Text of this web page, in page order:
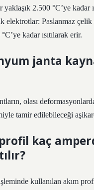
2.500 °C’ye kadar
elektrotlar: Paslanmaz
kadar ısıtılarak erir.
janta
olası
tamir edilebileceği
kaç
kullanılan akım